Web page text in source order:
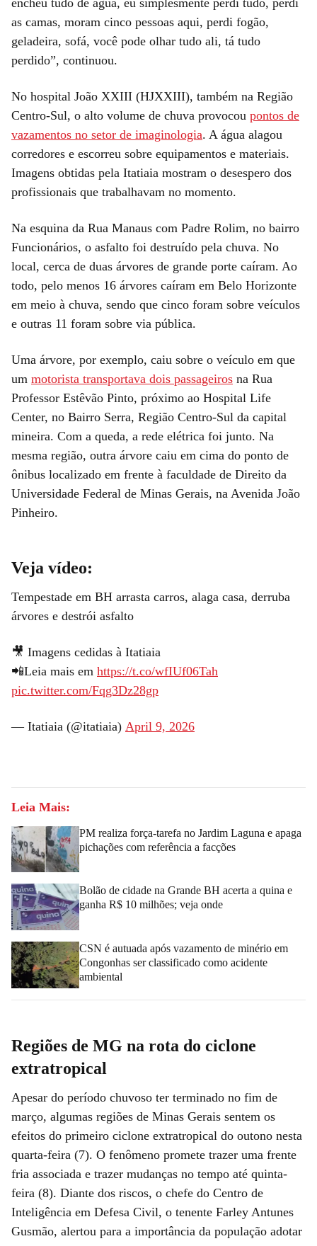
as camas, moram cinco pessoas aqui, perdi fogão,
geladeira, sofá, você pode olhar tudo ali, tá tudo
perdido”, continuou.
No hospital João XXIII (HJXXIII), também na Região
Centro-Sul, o alto volume de chuva provocou pontos de
vazamentos no setor de imaginologia. A água alagou
corredores e escorreu sobre equipamentos e materiais.
Imagens obtidas pela Itatiaia mostram o desespero dos
profissionais que trabalhavam no momento.
Na esquina da Rua Manaus com Padre Rolim, no bairro
Funcionários, o asfalto foi destruído pela chuva. No
local, cerca de duas árvores de grande porte caíram. Ao
todo, pelo menos 16 árvores caíram em Belo Horizonte
em meio à chuva, sendo que cinco foram sobre veículos
e outras 11 foram sobre via pública.
Uma árvore, por exemplo, caiu sobre o veículo em que
um motorista transportava dois passageiros na Rua
Professor Estêvão Pinto, próximo ao Hospital Life
Center, no Bairro Serra, Região Centro-Sul da capital
mineira. Com a queda, a rede elétrica foi junto. Na
mesma região, outra árvore caiu em cima do ponto de
ônibus localizado em frente à faculdade de Direito da
Universidade Federal de Minas Gerais, na Avenida João
Pinheiro.
Veja vídeo:
Tempestade em BH arrasta carros, alaga casa, derruba
árvores e destrói asfalto
🎥 Imagens cedidas à Itatiaia
📲Leia mais em https://t.co/wfIUf06Tah
pic.twitter.com/Fqg3Dz28gp
— Itatiaia (@itatiaia) April 9, 2026
Leia Mais:
PM realiza força-tarefa no Jardim Laguna e apaga
pichações com referência a facções
Bolão de cidade na Grande BH acerta a quina e
ganha R$ 10 milhões; veja onde
CSN é autuada após vazamento de minério em
Congonhas ser classificado como acidente
ambiental
Regiões de MG na rota do ciclone
extratropical
Apesar do período chuvoso ter terminado no fim de
março, algumas regiões de Minas Gerais sentem os
efeitos do primeiro ciclone extratropical do outono nesta
quarta-feira (7). O fenômeno promete trazer uma frente
fria associada e trazer mudanças no tempo até quinta-
feira (8). Diante dos riscos, o chefe do Centro de
Inteligência em Defesa Civil, o tenente Farley Antunes
Gusmão, alertou para a importância da população adotar